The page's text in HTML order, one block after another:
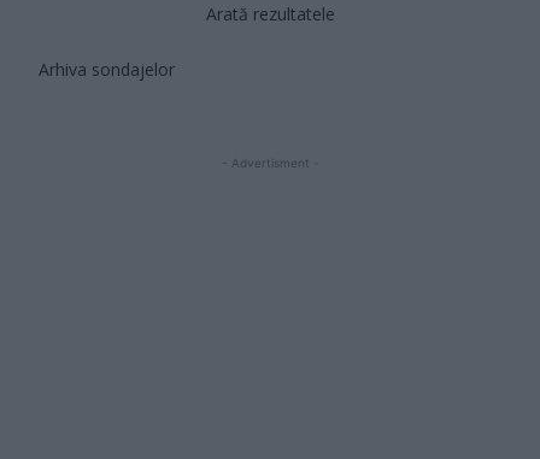
Arată rezultatele
Arhiva sondajelor
- Advertisment -